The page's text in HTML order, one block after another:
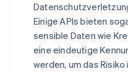
Einige APIs bieten
sensible Daten wie
eine eindeutige
werden, um das